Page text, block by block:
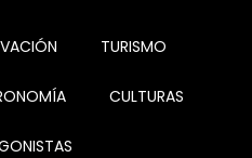
TURISMO
CULTURAS